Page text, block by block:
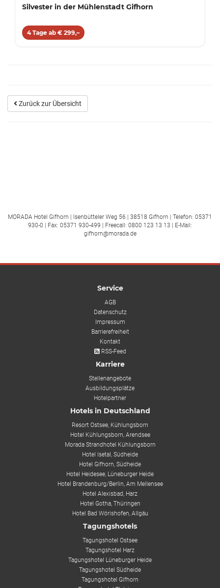
Silvester in der Mühlenstadt Gifhorn
4 Tage ab € 299,–
Zurück zur Übersicht
MORADA Hotel Gifhorn | Isenbütteler Weg 56 | 38518 Gifhorn | Telefon: 05371
930-0 | Fax: 05371 930-499 | Freecall: 0800 123 13 13 | E-Mail:
gifhorn@morada.de
Service
AGB
Datenschutz
Impressum
Barrierefreiheit
Kontakt
RSS-Feed
Karriere
Stellenangebote
Ausbildungsplätze
Hotelpartner
Hotels in Deutschland
Resort Ostsee, Kühlungsborn
Hotel Kühlungsborn, Arendsee
Morada Strandhotel Kühlungsborn
Hotel Isetal, Südheide
Hotel Gifhorn, Südheide
Hotel Heidesee, Lüneburger Heide
Hotel Brandenburg/Berlin, Am Mellensee
Hotel Alexisbad, Harz
Hotel Gotha, Thüringen
Hotel Bad Wörishofen, Allgäu
Tagungshotels
Tagungshotel Ostsee
Tagungshotel Harz
Tagungshotel Lüneburger Heide
Tagungshotel Südheide
Tagungshotel Gifhorn